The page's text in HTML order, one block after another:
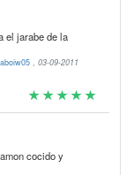
el jarabe de la
, 03-09-2011
cocido y